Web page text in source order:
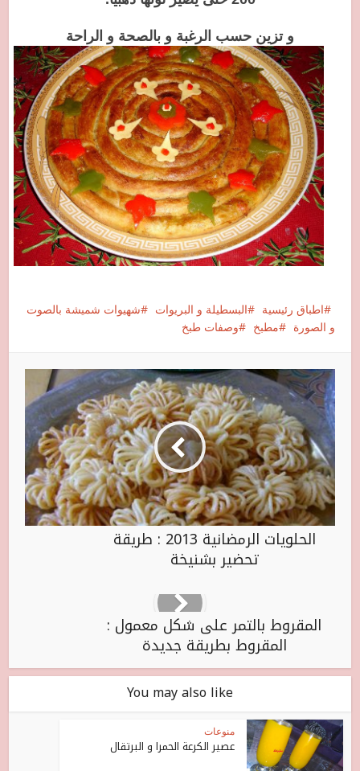
و تزين حسب الرغبة و بالصحة و الراحة
اطباق رئيسية البسطيلة و البريوات
شهيوات شميشة بالصوت
و الصورة
مطبخ وصفات طبخ
الحلويات الرمضانية 2013 : طريقة
تحضير بشنيخة
المقروط بالتمر على شكل معمول :
المقروط بطريقة جديدة
You may also like
منوعات
عصير الكرعة الحمرا و البرتقال